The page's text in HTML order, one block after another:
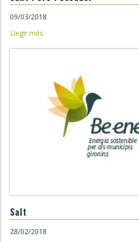
09/03/2018
Llegir més
Salt
28/02/2018